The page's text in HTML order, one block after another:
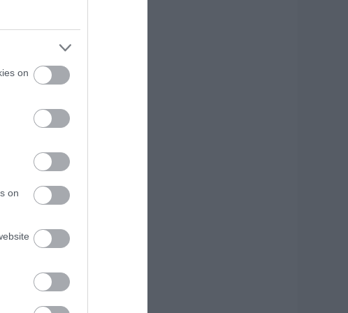
on
on
Εύβοια – Δείτε πού
06.08.2026 | 19:20
Ο μεγαλύτερος
της Ευρώπης
κατασκευάζεται
στην Ελλάδα – Πού
06.08.2026 | 19:00
Συγκίνηση στην
Εύβοια: Νέοι από τη
συνόδευσαν την
Ιερή Εικόνα